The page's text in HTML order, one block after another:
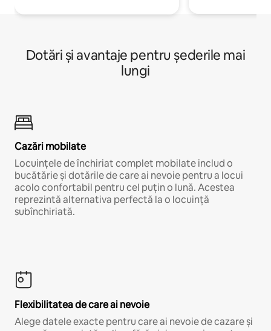
Dotări și avantaje pentru șederile mai
lungi
Cazări mobilate
Locuințele de închiriat complet mobilate includ o
bucătărie și dotările de care ai nevoie pentru a locui
acolo confortabil pentru cel puțin o lună. Acestea
reprezintă alternativa perfectă la o locuință
subînchiriată.
Flexibilitatea de care ai nevoie
Alege datele exacte pentru care ai nevoie de cazare și